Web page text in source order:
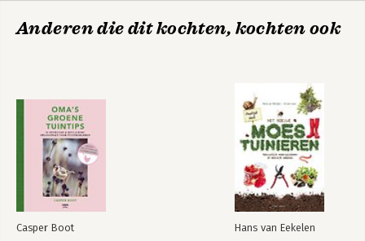
Anderen die dit kochten, kochten ook
Casper Boot Hans van Eekelen